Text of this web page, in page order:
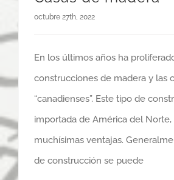
octubre 27th, 2022
En los últimos años ha
construcciones de madera y las
“canadienses”. Este tipo de
importada de América del
muchísimas ventajas.
de construcción se puede